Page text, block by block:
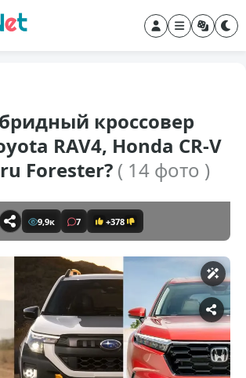
кроссовер
RAV4, Honda CR-V
Forester? ( 14 фото )
9,9к 7 +378